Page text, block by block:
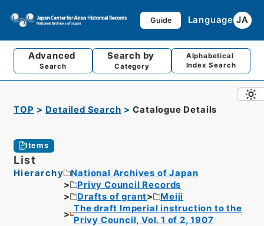
Guide Language JA
Advanced
Search
Search by
Category
Alphabetical
Index Search
TOP Detailed Search Catalogue Details
Items
List
Hierarchy
National Archives of Japan
Privy Council Records
Drafts of grant
Meiji
The draft Imperial instruction to the
Privy Council, Vol. 1 of 2, 1907